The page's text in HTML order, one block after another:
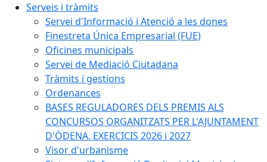
Serveis i tràmits
Servei d'Informació i Atenció a les dones
Finestreta Única Empresarial (FUE)
Oficines municipals
Servei de Mediació Ciutadana
Tràmits i gestions
Ordenances
BASES REGULADORES DELS PREMIS ALS
CONCURSOS ORGANITZATS PER L'AJUNTAMENT
D'ÒDENA. EXERCICIS 2026 i 2027
Visor d'urbanisme